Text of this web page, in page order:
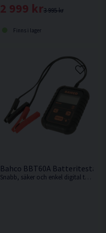
3 995 kr
2 999 kr
Finns i lager
Bahco BBT60A Batteritestare
Snabb, säker och enkel digital testare för snabb och exakt batteri- och systemtestdiagnostik från Bahco.